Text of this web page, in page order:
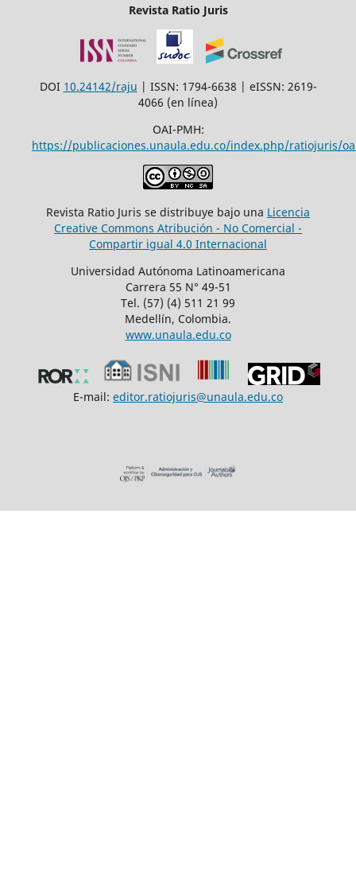
Revista Ratio Juris
DOI 10.24142/raju | ISSN: 1794-6638 | eISSN: 2619-
4066 (en línea)
OAI-PMH:
https://publicaciones.unaula.edu.co/index.php/ratiojuris/
Revista Ratio Juris se distribuye bajo una Licencia
Creative Commons Atribución - No Comercial -
Compartir igual 4.0 Internacional
Universidad Autónoma Latinoamericana
Carrera 55 N° 49-51
Tel. (57) (4) 511 21 99
Medellín, Colombia.
www.unaula.edu.co
E-mail: editor.ratiojuris@unaula.edu.co